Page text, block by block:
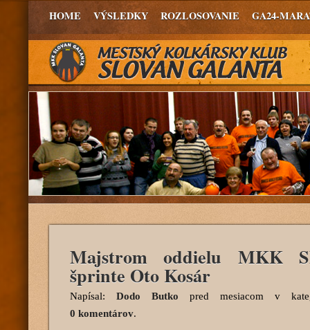
HOME VÝSLEDKY ROZLOSOVANIE GA24-
Majstrom oddielu MKK
šprinte Oto Kosár
Napísal: Dodo Butko pred mesiacom v
0 komentárov.